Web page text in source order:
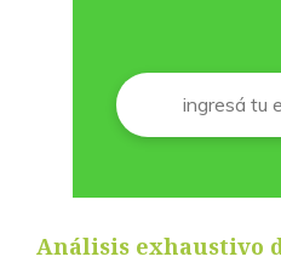
Correo
Análisis exhaustivo